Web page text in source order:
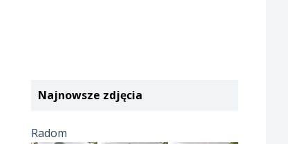
Najnowsze zdjęcia
Radom